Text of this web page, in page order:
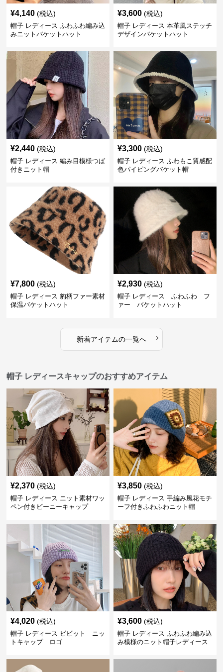
¥4,140 (税込)
帽子 レディース ふわふわ編み込
みニットバケットハット
¥3,600 (税込)
帽子 レディース 本革風ステッチ
デザインバケットハット
¥2,440 (税込)
帽子 レディース 編み目模様つば
付きニット帽
¥3,300 (税込)
帽子 レディース ふわもこ質感配
色パイピングバケット帽
¥7,800 (税込)
帽子 レディース 豹柄ファー素材
保温バケットハット
¥2,930 (税込)
帽子 レディース ふわふわ フ
ァー バケットハット
新着アイテムの一覧へ ›
帽子 レディースキャップのおすすめアイテム
¥2,370 (税込)
帽子 レディース ニット素材ワッ
ペン付きビーニーキャップ
¥3,850 (税込)
帽子 レディース 手編み風花モチ
ーフ付きふわふわニット帽
¥4,020 (税込)
帽子 レディース ビビット ニッ
トキャップ ロゴ
¥3,600 (税込)
帽子 レディース ふわふわ編み込
み模様のニット帽子レディース